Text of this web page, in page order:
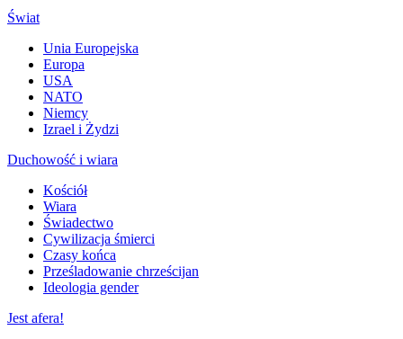
Świat
Unia Europejska
Europa
USA
NATO
Niemcy
Izrael i Żydzi
Duchowość i wiara
Kościół
Wiara
Świadectwo
Cywilizacja śmierci
Czasy końca
Prześladowanie chrześcijan
Ideologia gender
Jest afera!